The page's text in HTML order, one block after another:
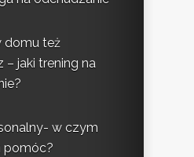
domu też
– jaki trening na
w czym
pomóc?